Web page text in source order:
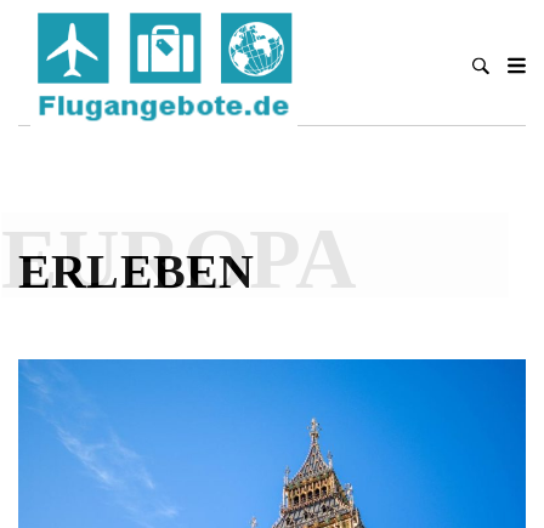
ERLEBEN
EUROPA